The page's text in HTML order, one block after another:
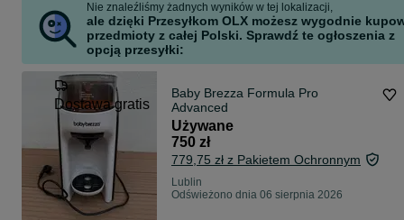
Nie znaleźliśmy żadnych wyników w tej lokalizacji,
ale dzięki Przesyłkom OLX możesz wygodnie
przedmioty z całej Polski. Sprawdź te ogłoszenia z
opcją przesyłki:
Dostawa gratis
Baby Brezza Formula Pro
Advanced
Używane
750 zł
779,75 zł z Pakietem Ochronnym
Lublin
Odświeżono dnia 06 sierpnia 2026